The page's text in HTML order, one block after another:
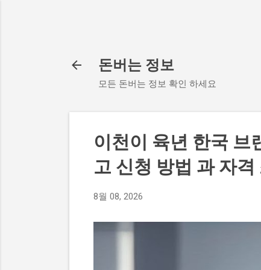
돈버는 정보
모든 돈버는 정보 확인 하세요
이천이 육년 한국 브
고 신청 방법 과 자격
8월 08, 2026